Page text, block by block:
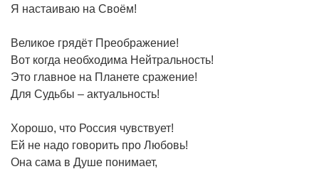
Я настаиваю на Своём!
Великое грядёт Преображение!
Вот когда необходима Нейтральность!
Это главное на Планете сражение!
Для Судьбы – актуальность!
Хорошо, что Россия чувствует!
Ей не надо говорить про Любовь!
Она сама в Душе понимает,